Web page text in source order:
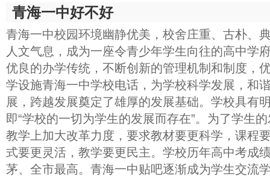
青海一中好不好
青海一中校园环境幽静优美，校舍庄重、古朴、
人文气息，成为一座令青少年学生向往的高中学
优良的办学传统，不断创新的管理机制和制度，
学设施青海一中学校电话，为学校科学发展，和
展，跨越发展奠定了雄厚的发展基础。学校具有
即“学校的一切为学生的发展而存在”。为了学生
教学上加大改革力度，要求教材要更科学，课程
式要更灵活，教学要更民主。学校历年高中考成
茅、全市最高。青海一中贴吧逐渐成为学生交流